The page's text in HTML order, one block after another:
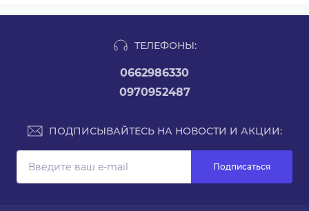
ТЕЛЕФОНЫ:
0662986330
0970952487
ПОДПИСЫВАЙТЕСЬ НА НОВОСТИ И АКЦИИ:
Подписаться